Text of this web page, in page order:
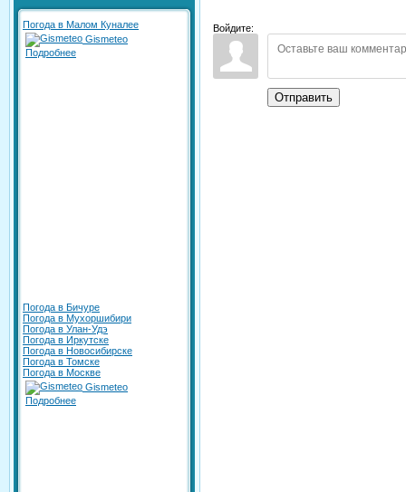
Погода в Малом Куналее
Gismeteo
Подробнее
Погода в Бичуре
Погода в Мухоршибири
Погода в Улан-Удэ
Погода в Иркутске
Погода в Новосибирске
Погода в Томске
Погода в Москве
Gismeteo
Подробнее
Войдите:
Отправить